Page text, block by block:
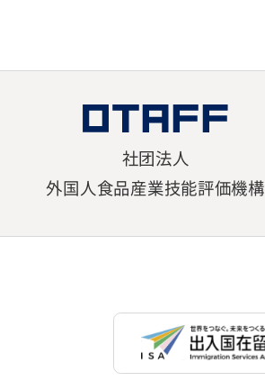
社团法人
外国人食品産業技能評価機構